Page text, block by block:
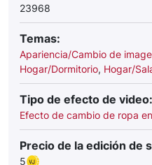
23968
Temas:
Apariencia/Cambio de
Hogar/Dormitorio, Hogar/
Tipo de efecto de video:
Efecto de cambio de ropa
Precio de la edición de
5